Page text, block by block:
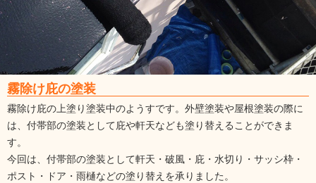
霧除け庇の塗装
霧除け庇の上塗り塗装中のようすです。外壁塗装や屋根塗装の際に
は、付帯部の塗装として庇や軒天なども塗り替えることができま
す。
今回は、付帯部の塗装として軒天・破風・庇・水切り・サッシ枠・
ポスト・ドア・雨樋などの塗り替えを承りました。